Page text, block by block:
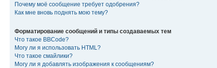
Почему моё сообщение требует одобрения?
Как мне вновь поднять мою тему?
Форматирование сообщений и типы создаваемых тем
Что такое BBCode?
Могу ли я использовать HTML?
Что такое смайлики?
Могу ли я добавлять изображения к сообщениям?